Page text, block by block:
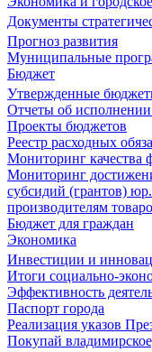
Документы
Прогноз развития
Муниципальные
Бюджет
Утвержденные
Отчеты об
Проекты бюджетов
Реестр расходных
Мониторинг качества
Мониторинг
субсидий (грантов)
производителям
Бюджет для граждан
Экономика
Инвестиции и
Итоги социально-
Эффективность
Паспорт города
Реализация указов
Покупай